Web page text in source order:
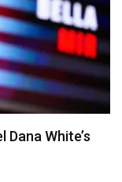
será la pelea